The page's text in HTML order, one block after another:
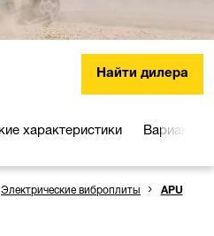
Найти дилера
характеристики Варианты
Электрические виброплиты APU